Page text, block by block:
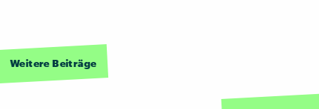
Weitere Beiträge